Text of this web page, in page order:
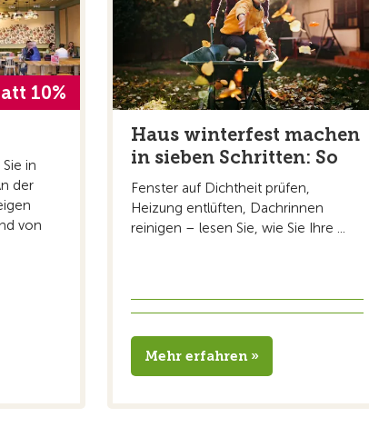
10%
in
der
von
Haus winterfest machen
in sieben Schritten: So
Fenster auf Dichtheit prüfen,
Heizung entlüften, Dachrinnen
reinigen – lesen Sie, wie Sie Ihre ...
Mehr erfahren »